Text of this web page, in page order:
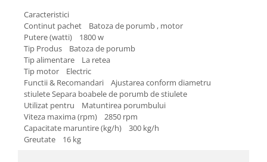
Plite & aragaze
Iluminat & electrice
Prelungitoare & cabluri electrice
Becuri
Coliere plastic
Conectori/doze
Corpuri de iluminat
Lampi solare
Lanterne
Caracteristici
Continut pachet Batoza de porumb , motor
Putere (watti) 1800 w
Tip Produs Batoza de porumb
Tip alimentare La retea
Tip motor Electric
Functii & Recomandari Ajustarea conform diametru
stiulete Separa boabele de porumb de stiulete
Utilizat pentru Matuntirea porumbului
Viteza maxima (rpm) 2850 rpm
Capacitate maruntire (kg/h) 300 kg/h
Greutate 16 kg